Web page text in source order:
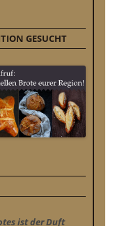
GESUCHT
ist der Duft